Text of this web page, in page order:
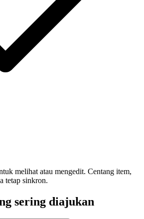
melihat atau mengedit. Centang item,
tetap sinkron.
sering diajukan